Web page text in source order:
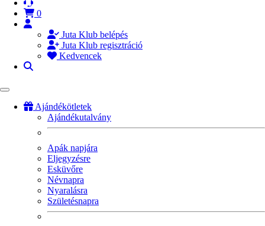
0
Juta Klub belépés
Juta Klub regisztráció
Kedvencek
Ajándékötletek
Ajándékutalvány
Apák napjára
Eljegyzésre
Esküvőre
Névnapra
Nyaralásra
Születésnapra